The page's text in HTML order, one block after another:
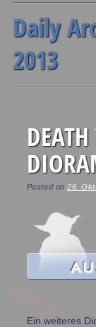
Daily
2013
DEATH
Posted on26.
Ein weiteres